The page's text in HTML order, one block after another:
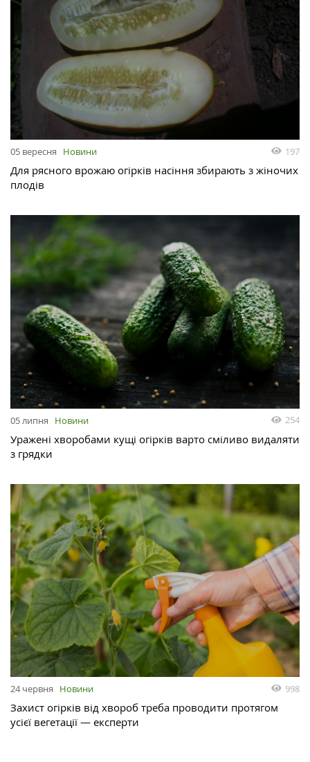
05 вересня Новини 197
Для рясного врожаю огірків насіння збирають з жіночих
плодів
05 липня Новини 254
Уражені хворобами кущі огірків варто сміливо видаляти
з грядки
24 червня Новини 998
Захист огірків від хвороб треба проводити протягом
усієї вегетації — експерти